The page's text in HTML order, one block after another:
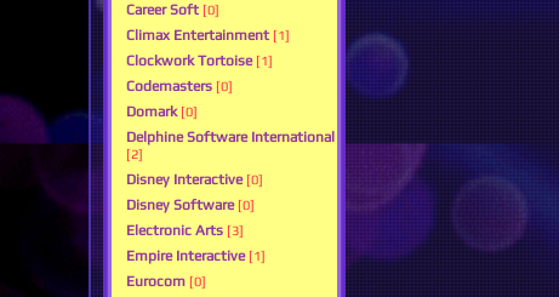
Career Soft [0]
Climax Entertainment [1]
Clockwork Tortoise [1]
Codemasters [0]
Domark [0]
Delphine Software International
[2]
Disney Interactive [0]
Disney Software [0]
Electronic Arts [3]
Empire Interactive [1]
Eurocom [0]